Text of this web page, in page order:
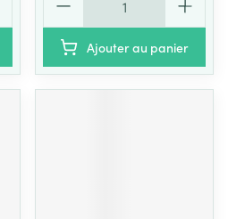
Ajouter au panier